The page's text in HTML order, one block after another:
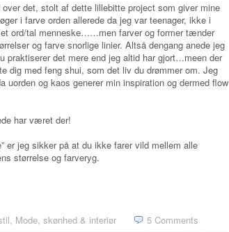
det, stolt af dette lillebitte project som giver mine
i farve orden allerede da jeg var teenager, ikke i
ord/tal menneske……men farver og former tænder
og farve snorlige linier. Altså dengang anede jeg
praktiserer det mere end jeg altid har gjort…meen der
dig med feng shui, som det liv du drømmer om. Jeg
og kaos generer min inspiration og dermed flow
har været der!
er jeg sikker på at du ikke farer vild mellem alle
størrelse og farveryg.
, Mode, skønhed & interiør 5 Comments